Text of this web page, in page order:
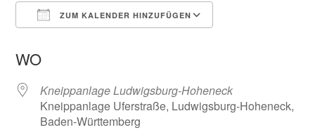
ZUM KALENDER HINZUFÜGEN
WO
Kneippanlage Ludwigsburg-Hoheneck
Kneippanlage Uferstraße, Ludwigsburg-Hoheneck,
Baden-Württemberg